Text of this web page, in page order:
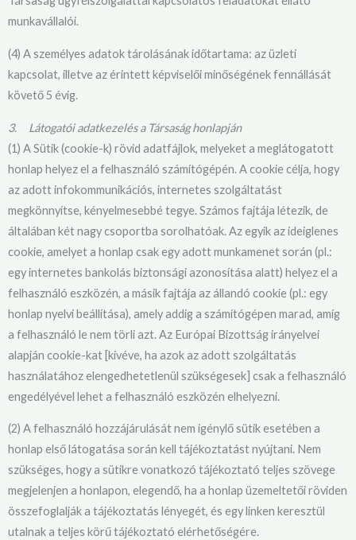
munkavállalói.
(4) A személyes adatok tárolásának időtartama: az üzleti
kapcsolat, illetve az érintett képviselői minőségének fennállását
követő 5 évig.
3. Látogatói adatkezelés a Társaság honlapján
(1) A Sütik (cookie-k) rövid adatfájlok, melyeket a meglátogatott
honlap helyez el a felhasználó számítógépén. A cookie célja, hogy
az adott infokommunikációs, internetes szolgáltatást
megkönnyítse, kényelmesebbé tegye. Számos fajtája létezik, de
általában két nagy csoportba sorolhatóak. Az egyik az ideiglenes
cookie, amelyet a honlap csak egy adott munkamenet során (pl.:
egy internetes bankolás biztonsági azonosítása alatt) helyez el a
felhasználó eszközén, a másik fajtája az állandó cookie (pl.: egy
honlap nyelvi beállítása), amely addig a számítógépen marad, amíg
a felhasználó le nem törli azt. Az Európai Bizottság irányelvei
alapján cookie-kat [kivéve, ha azok az adott szolgáltatás
használatához elengedhetetlenül szükségesek] csak a felhasználó
engedélyével lehet a felhasználó eszközén elhelyezni.
(2) A felhasználó hozzájárulását nem igénylő sütik esetében a
honlap első látogatása során kell tájékoztatást nyújtani. Nem
szükséges, hogy a sütikre vonatkozó tájékoztató teljes szövege
megjelenjen a honlapon, elegendő, ha a honlap üzemeltetői röviden
összefoglalják a tájékoztatás lényegét, és egy linken keresztül
utalnak a teljes körű tájékoztató elérhetőségére.